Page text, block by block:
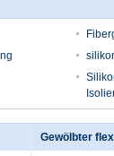
Gewölbter